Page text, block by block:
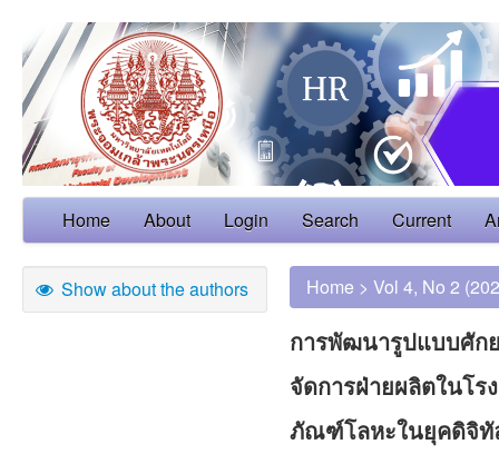
Home About Login Search Current
Show about the authors Home > Vol 4, No 2
การพัฒนารูปแบบศัก
จัดการฝ่ายผลิตในโร
ภัณฑ์โลหะในยุคดิจิทั